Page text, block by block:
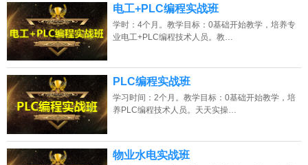
电工+PLC编程实战班
学时：4个月。教学目标：0基础开始教学，培养专
业电工+PLC编程技术人员。教…
PLC编程实战班
学习时间：2个月。教学目标：0基础开始教学，培
养PLC编程技术人员。天天实操…
物业水电实战班